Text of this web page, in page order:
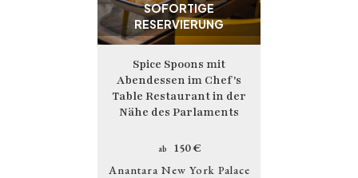
SOFORTIGE
RESERVIERUNG
Spice Spoons mit
Abendessen im Chef's
Table Restaurant in der
Nähe des Parlaments
ab
150 €
Anantara New York Palace